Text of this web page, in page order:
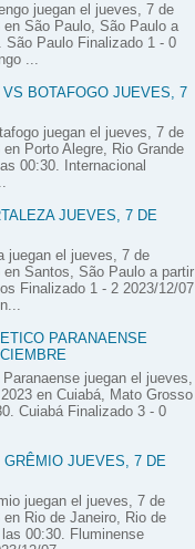
juegan el jueves, 7 de
São Paulo, São Paulo a
São Paulo Finalizado 1 - 0
...
VS BOTAFOGO JUEVES, 7
juegan el jueves, 7 de
Porto Alegre, Rio Grande
00:30. Internacional
JUEVES, 7 DE
juegan el jueves, 7 de
en Santos, São Paulo a partir
Finalizado 1 - 2 2023/12/07
PARANAENSE
juegan el jueves,
en Cuiabá, Mato Grosso
Cuiabá Finalizado 3 - 0
GRÊMIO JUEVES, 7 DE
juegan el jueves, 7 de
Rio de Janeiro, Rio de
00:30. Fluminense